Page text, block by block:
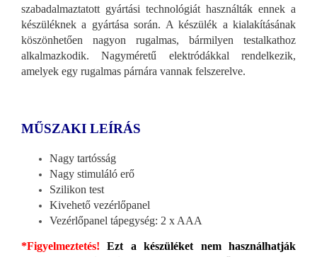
szabadalmaztatott gyártási technológiát használták ennek a
készüléknek a gyártása során. A készülék a kialakításának
köszönhetően nagyon rugalmas, bármilyen testalkathoz
alkalmazkodik. Nagyméretű elektródákkal rendelkezik,
amelyek egy rugalmas párnára vannak felszerelve.
MŰSZAKI LEÍRÁS
Nagy tartósság
Nagy stimuláló erő
Szilikon test
Kivehető vezérlőpanel
Vezérlőpanel tápegység: 2 x AAA
*Figyelmeztetés!
Ezt a készüléket nem használhatják